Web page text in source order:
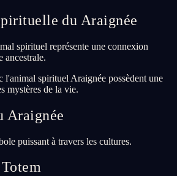
du Araignée
spirituel représente une connexion
ancestrale.
l'animal spirituel Araignée possèdent une
mystères de la vie.
Araignée
puissant à travers les cultures.